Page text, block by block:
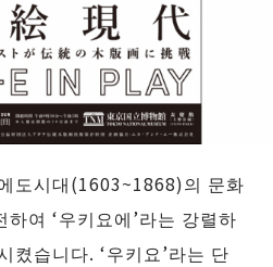
도시대(1603~1868)의 문화
여 ‘우키요에’라는 강렬하
켰습니다. ‘우키요’라는 단